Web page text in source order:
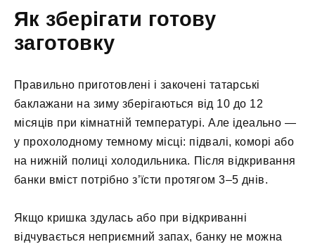
Як зберігати готову
заготовку
Правильно приготовлені і закочені татарські
баклажани на зиму зберігаються від 10 до 12
місяців при кімнатній температурі. Але ідеально —
у прохолодному темному місці: підвалі, коморі або
на нижній полиці холодильника. Після відкривання
банки вміст потрібно з’їсти протягом 3–5 днів.
Якщо кришка здулась або при відкриванні
відчувається неприємний запах, банку не можна